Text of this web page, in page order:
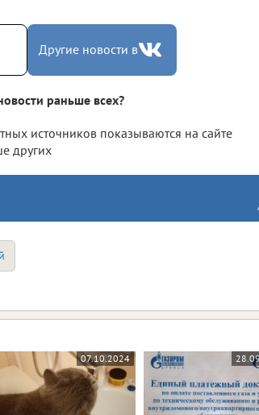
Другие новости в
раньше всех?
источников показываются на сайте
других
07.10.2024